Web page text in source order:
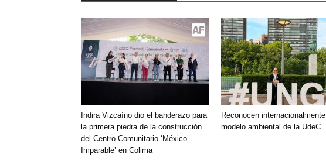
Indira Vizcaíno dio el banderazo para
la primera piedra de la construcción
del Centro Comunitario ‘México
Imparable’ en Colima
Reconocen internacionalmente
modelo ambiental de la UdeC